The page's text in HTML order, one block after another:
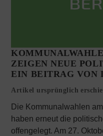
ZEIGEN NEUE
EIN BEITRAG VON
Artikel ursprünglich
Die Kommunalwahlen
haben erneut die
offengelegt. Am 27.